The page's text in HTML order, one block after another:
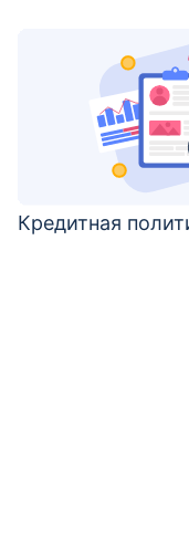
Кредитная